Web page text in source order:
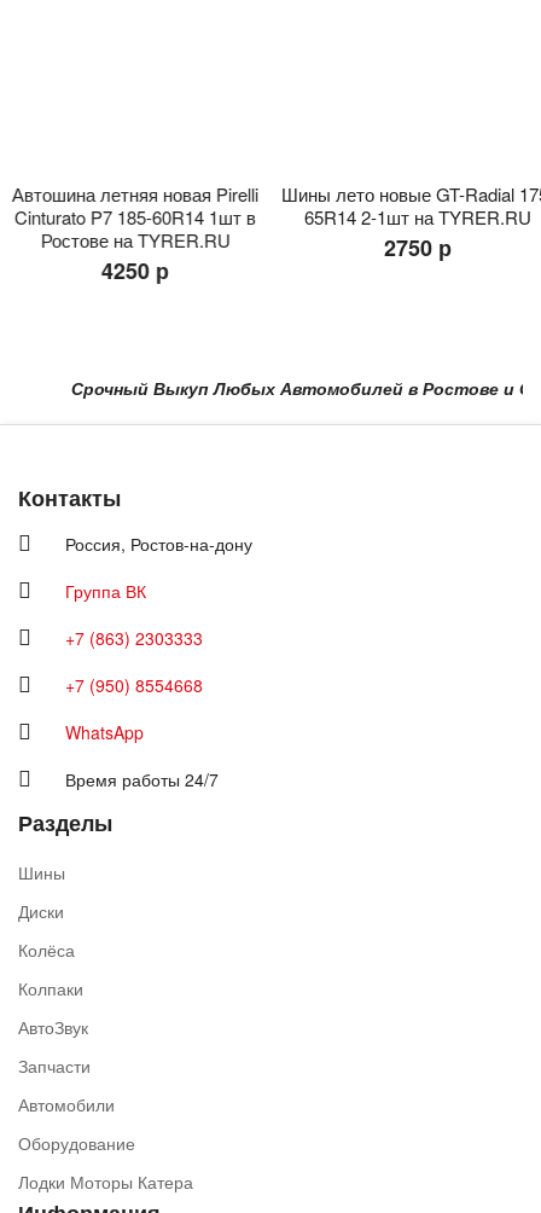
Автошина летняя новая Pirelli
Cinturato P7 185-60R14 1шт в
Ростове на TYRER.RU
4250 р
Шины лето новые GT-Radial
65R14 2-1шт на TYRER.RU
2750 р
Срочный Выкуп Любых Автомобилей в Ростове и
Контакты
Россия, Ростов-на-дону
Группа ВК
+7 (863) 2303333
+7 (950) 8554668
WhatsApp
Время работы 24/7
Разделы
Шины
Диски
Колёса
Колпаки
АвтоЗвук
Запчасти
Автомобили
Оборудование
Лодки Моторы Катера